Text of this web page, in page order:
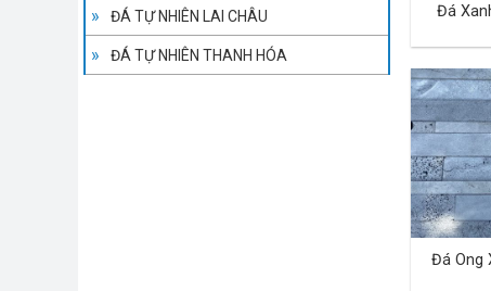
ĐÁ TỰ NHIÊN LAI CHÂU
ĐÁ TỰ NHIÊN THANH HÓA
Đá
Đá Ong